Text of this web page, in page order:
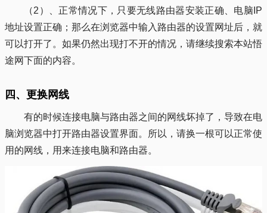
（2）、正常情况下，只要无线路由器安装正确、电脑IP
地址设置正确；那么在浏览器中输入路由器的设置网址后，就
可以打开了。如果仍然出现打不开的情况，请继续搜索本站悟
途网下面的内容。
四、更换网线
有的时候连接电脑与路由器之间的网线坏掉了，导致在电
脑浏览器中打开路由器设置界面。所以，请换一根可以正常使
用的网线，用来连接电脑和路由器。